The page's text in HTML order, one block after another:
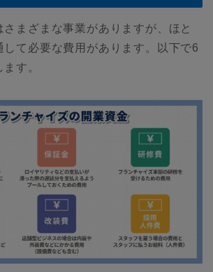
さまざまな事業がありますが、ほと
して必要な費用があります。以下で6
す。